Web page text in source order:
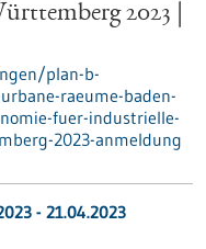
2023 |
plan-b-
raeume-baden-
fuer-industrielle-
2023-anmeldung
- 21.04.2023